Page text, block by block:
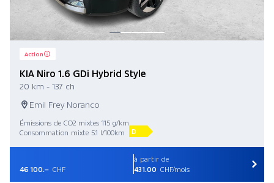
Action
KIA Niro 1.6 GDi Hybrid Style
20 km - 137 ch
Emil Frey Noranco
Émissions de CO2 mixtes 115 g/km
Consommation mixte 5.1 l/100km
D
46 100.– CHF
à partir de
431.00 CHF/mois